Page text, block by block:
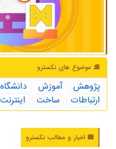
موضوع های نكسترو
پژوهش آموزش دانشگاه
ارتباطات
ساخت اینترنت
اخبار و مطالب نکسترو